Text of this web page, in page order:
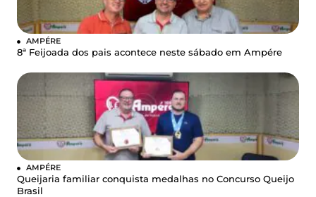
AMPÉRE
8ª Feijoada dos pais acontece neste sábado em Ampére
AMPÉRE
Queijaria familiar conquista medalhas no Concurso Queijo
Brasil